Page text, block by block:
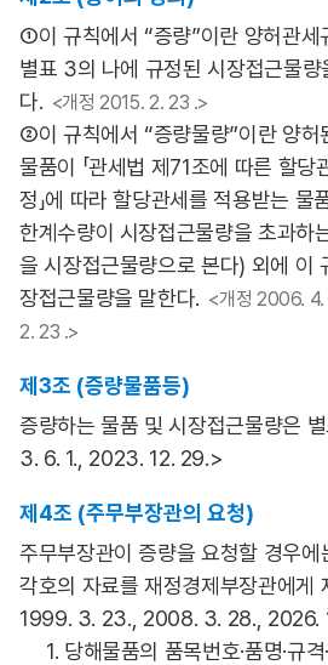
①이 규칙에서 “증량”이란 양허관세
별표 3의 나에 규정된 시장접근물
다. <개정 2015. 2. 23 .>
②이 규칙에서 “증량물량”이란 양허
물품이 「관세법 제71조에 따른 할
정」에 따라 할당관세를 적용받는 물
한계수량이 시장접근물량을 초과하
을 시장접근물량으로 본다) 외에 이
장접근물량을 말한다. <개정 2006.
2. 23 .>
제3조 (증량물품등)
증량하는 물품 및 시장접근물량은
3. 6. 1., 2023. 12. 29.>
제4조 (주무부장관의 요청)
주무부장관이 증량을 요청할 경우
각호의 자료를 재정경제부장관에게
1999. 3. 23., 2008. 3. 28., 2026.
1. 당해물품의 품목번호·품명·규